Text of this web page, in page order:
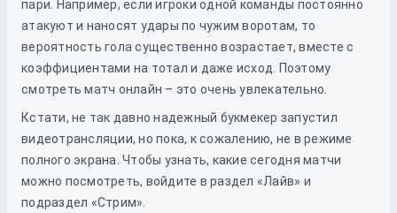
пари. Например, если игроки одной команды постоянно
атакуют и наносят удары по чужим воротам, то
вероятность гола существенно возрастает, вместе с
коэффициентами на тотал и даже исход. Поэтому
смотреть матч онлайн – это очень увлекательно.
Кстати, не так давно надежный букмекер запустил
видеотрансляции, но пока, к сожалению, не в режиме
полного экрана. Чтобы узнать, какие сегодня матчи
можно посмотреть, войдите в раздел «Лайв» и
подраздел «Стрим».